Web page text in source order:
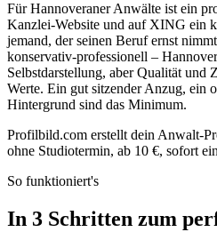
Für Hannoveraner Anwälte ist ein
Kanzlei-Website und auf XING ein
jemand, der seinen Beruf ernst
konservativ-professionell –
Selbstdarstellung, aber Qualität und
Werte. Ein gut sitzender Anzug, ein
Hintergrund sind das Minimum.
Profilbild.com erstellt dein Anwalt-
ohne Studiotermin, ab 10 €, sofort
So funktioniert's
In 3 Schritten zum